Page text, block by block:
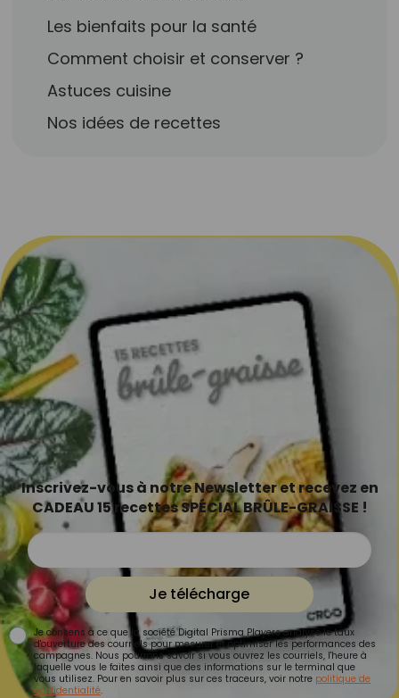
Les bienfaits pour la santé
Comment choisir et conserver ?
Astuces cuisine
Nos idées de recettes
Inscrivez-vous à notre Newsletter et recevez en
CADEAU 15 recettes SPÉCIAL BRÛLE-GRAISSE !
Je télécharge
Je consens à ce que la société Digital Prisma Players analyse le taux
d'ouverture des courriels pour mesurer et optimiser les performances des
campagnes. Nous pourrons savoir si vous ouvrez les courriels, l'heure à
laquelle vous le faites ainsi que des informations sur le terminal que
vous utilisez. Pour en savoir plus sur ces traceurs, voir notre politique de
confidentialité.